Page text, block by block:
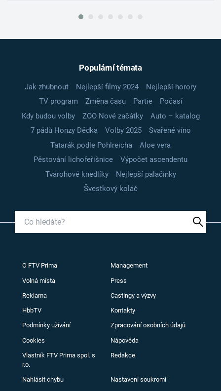
Populární témata
Jak zhubnout Nejlepší filmy 2024
Nejlepší horory
TV program
Změna času Partie
Počasí
Kdy budou volby
ZOO Nové začátky
Auto – katalog
7 pádů Honzy Dědka
Volby 2025
Svařené víno
Tatarák podle Pohlreicha
Aloe vera
Pěstování lichořeřišnice
Výpočet ascendentu
Tvarohové knedlíky
Nejlepší palačinky
Švestkový koláč
O FTV Prima Management
Volná místa Press
Reklama Castingy a výzvy
HbbTV Kontakty
Podmínky užívání Zpracování osobních údajů
Cookies Nápověda
Vlastník FTV Prima spol. s
r.o.
Redakce
Nahlásit chybu Nastavení soukromí